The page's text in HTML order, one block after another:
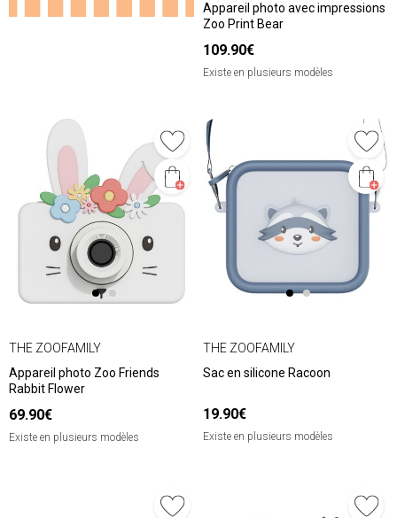
Appareil photo avec impressions
Zoo Print Bear
109.90€
Existe en plusieurs modèles
THE ZOOFAMILY
Appareil photo Zoo Friends
Rabbit Flower
69.90€
Existe en plusieurs modèles
THE ZOOFAMILY
Sac en silicone Racoon
19.90€
Existe en plusieurs modèles